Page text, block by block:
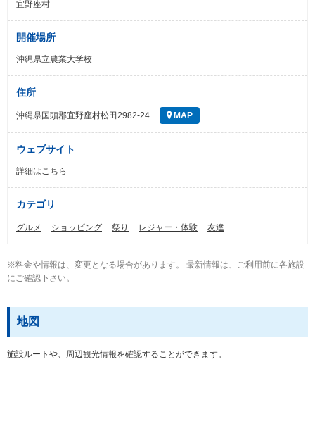
宜野座村
開催場所
沖縄県立農業大学校
住所
沖縄県国頭郡宜野座村松田2982-24 MAP
ウェブサイト
詳細はこちら
カテゴリ
グルメ ショッピング 祭り レジャー・体験 友達
※料金や情報は、変更となる場合があります。 最新情報は、ご利用前に各施設
にご確認下さい。
地図
施設ルートや、周辺観光情報を確認することができます。